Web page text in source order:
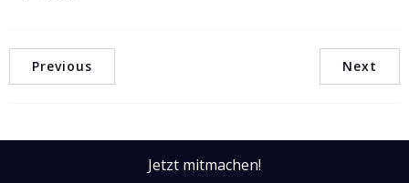
Previous Next
Jetzt mitmachen!